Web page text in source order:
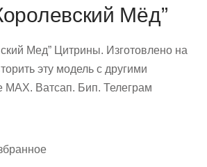
Мёд”
Мед” Цитрины. Изготовлено на
эту модель с другими
МАХ. Ватсап. Бип. Телеграм